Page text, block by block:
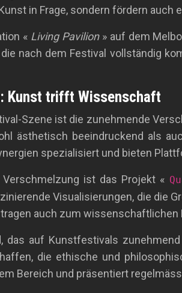
in Frage, sondern fördern
« Living Pavilion» auf dem
nach dem Festival vollständig
Kunst trifft Wissenschaft
Szene ist die zunehmende
ästhetisch beeindruckend als
spezialisiert und bieten
ist das Projekt «
Visualisierungen, die die
auch zum
das auf Kunstfestivals
die ethische und
Bereich und präsentiert